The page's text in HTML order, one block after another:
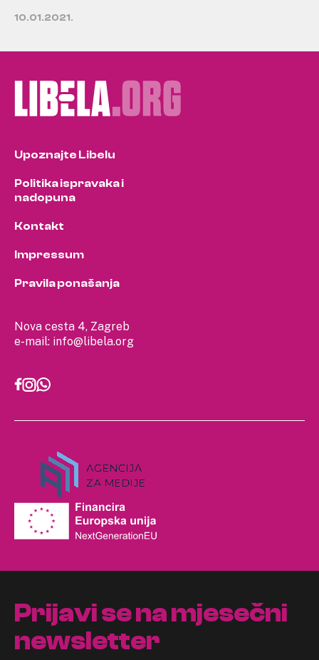
10.01.2021.
Nova cesta 4, Zagreb
e-mail: info@libela.org
Upoznajte Libelu
Politika ispravaka i
nadopuna
Kontakt
Impressum
Pravila ponašanja
Prijavi se na mjesečni
newsletter